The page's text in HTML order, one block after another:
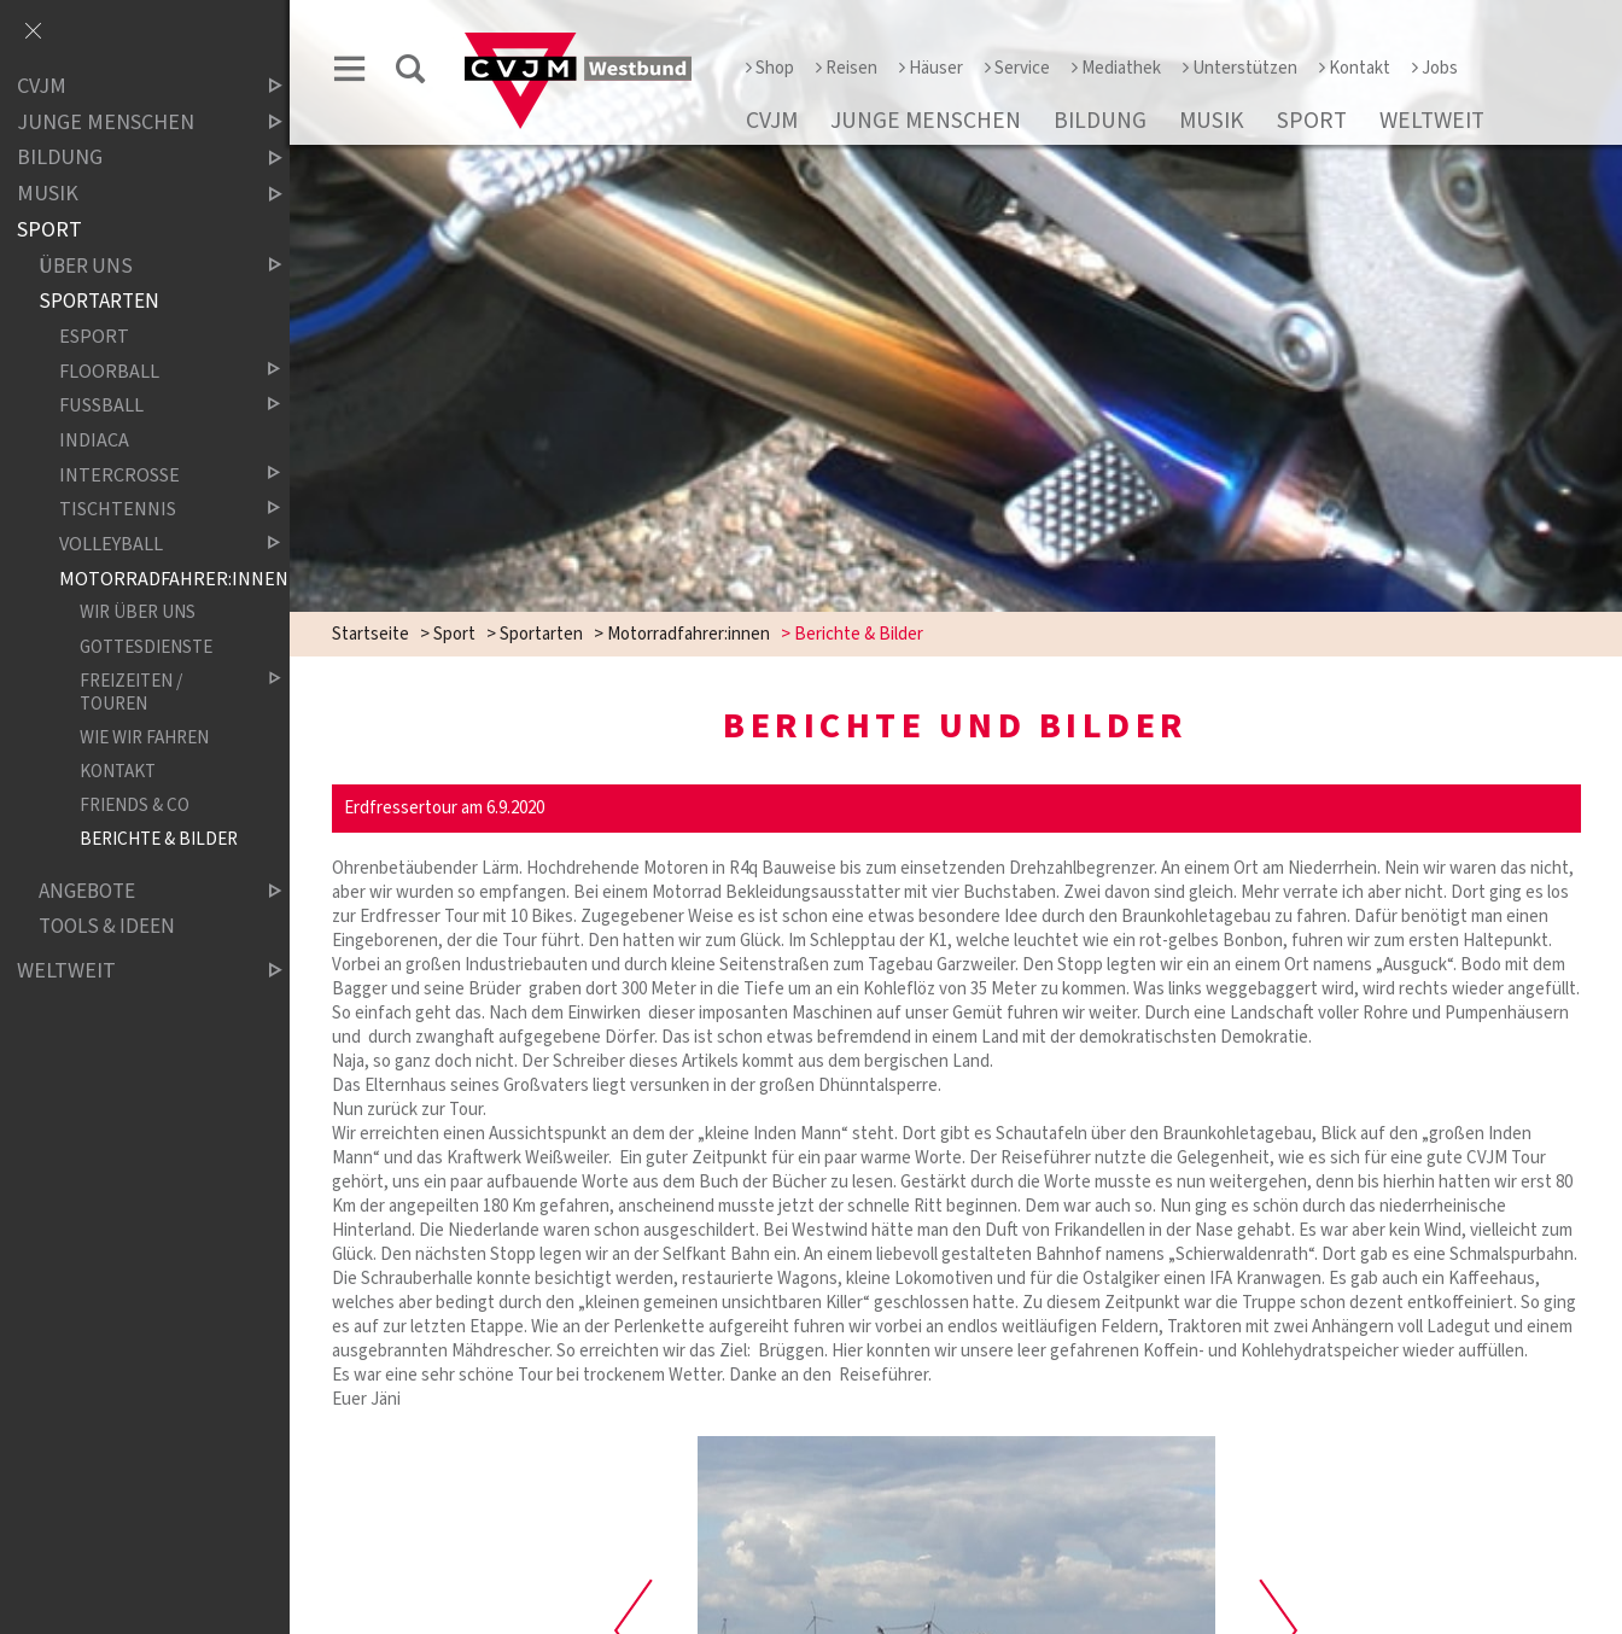
Shop Reisen Häuser Service Mediathek Unterstützen Kontakt Jobs
CVJM JUNGE MENSCHEN BILDUNG MUSIK SPORT WELTWEIT
Startseite >Sport >Sportarten >Motorradfahrer:innen >Berichte & Bilder
BERICHTE UND BILDER
Erdfressertour am 6.9.2020
Ohrenbetäubender Lärm. Hochdrehende Motoren in R4q Bauweise bis zum einsetzenden Drehzahlbegrenzer. An einem Ort am Niederrhein. Nein wir waren das nicht,
aber wir wurden so empfangen. Bei einem Motorrad Bekleidungsausstatter mit vier Buchstaben. Zwei davon sind gleich. Mehr verrate ich aber nicht. Dort ging es los
zur Erdfresser Tour mit 10 Bikes. Zugegebener Weise es ist schon eine etwas besondere Idee durch den Braunkohletagebau zu fahren. Dafür benötigt man einen
Eingeborenen, der die Tour führt. Den hatten wir zum Glück. Im Schlepptau der K1, welche leuchtet wie ein rot-gelbes Bonbon, fuhren wir zum ersten Haltepunkt.
Vorbei an großen Industriebauten und durch kleine Seitenstraßen zum Tagebau Garzweiler. Den Stopp legten wir ein an einem Ort namens „Ausguck“. Bodo mit dem
Bagger und seine Brüder graben dort 300 Meter in die Tiefe um an ein Kohleflöz von 35 Meter zu kommen. Was links weggebaggert wird, wird rechts wieder angefüllt.
So einfach geht das. Nach dem Einwirken dieser imposanten Maschinen auf unser Gemüt fuhren wir weiter. Durch eine Landschaft voller Rohre und Pumpenhäusern
und durch zwanghaft aufgegebene Dörfer. Das ist schon etwas befremdend in einem Land mit der demokratischsten Demokratie.
Naja, so ganz doch nicht. Der Schreiber dieses Artikels kommt aus dem bergischen Land.
Das Elternhaus seines Großvaters liegt versunken in der großen Dhünntalsperre.
Nun zurück zur Tour.
Wir erreichten einen Aussichtspunkt an dem der „kleine Inden Mann“ steht. Dort gibt es Schautafeln über den Braunkohletagebau, Blick auf den „großen Inden
Mann“ und das Kraftwerk Weißweiler. Ein guter Zeitpunkt für ein paar warme Worte. Der Reiseführer nutzte die Gelegenheit, wie es sich für eine gute CVJM Tour
gehört, uns ein paar aufbauende Worte aus dem Buch der Bücher zu lesen. Gestärkt durch die Worte musste es nun weitergehen, denn bis hierhin hatten wir erst 80
Km der angepeilten 180 Km gefahren, anscheinend musste jetzt der schnelle Ritt beginnen. Dem war auch so. Nun ging es schön durch das niederrheinische
Hinterland. Die Niederlande waren schon ausgeschildert. Bei Westwind hätte man den Duft von Frikandellen in der Nase gehabt. Es war aber kein Wind, vielleicht zum
Glück. Den nächsten Stopp legen wir an der Selfkant Bahn ein. An einem liebevoll gestalteten Bahnhof namens „Schierwaldenrath“. Dort gab es eine Schmalspurbahn.
Die Schrauberhalle konnte besichtigt werden, restaurierte Wagons, kleine Lokomotiven und für die Ostalgiker einen IFA Kranwagen. Es gab auch ein Kaffeehaus,
welches aber bedingt durch den „kleinen gemeinen unsichtbaren Killer“ geschlossen hatte. Zu diesem Zeitpunkt war die Truppe schon dezent entkoffeiniert. So ging
es auf zur letzten Etappe. Wie an der Perlenkette aufgereiht fuhren wir vorbei an endlos weitläufigen Feldern, Traktoren mit zwei Anhängern voll Ladegut und einem
ausgebrannten Mähdrescher. So erreichten wir das Ziel: Brüggen. Hier konnten wir unsere leer gefahrenen Koffein- und Kohlehydratspeicher wieder auffüllen.
Es war eine sehr schöne Tour bei trockenem Wetter. Danke an den Reiseführer.
Euer Jäni
CVJM
JUNGE MENSCHEN
BILDUNG
MUSIK
SPORT
ÜBER UNS
SPORTARTEN
ESPORT
FLOORBALL
FUSSBALL
INDIACA
INTERCROSSE
TISCHTENNIS
VOLLEYBALL
MOTORRADFAHRER:INNEN
WIR ÜBER UNS
GOTTESDIENSTE
FREIZEITEN /
TOUREN
WIE WIR FAHREN
KONTAKT
FRIENDS & CO
BERICHTE & BILDER
ANGEBOTE
TOOLS & IDEEN
WELTWEIT